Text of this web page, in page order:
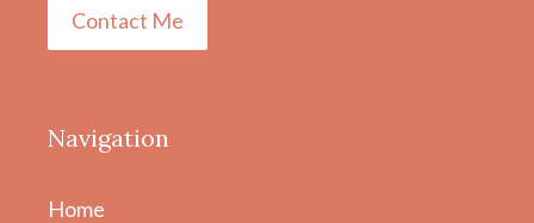
Contact Me
Navigation
Home